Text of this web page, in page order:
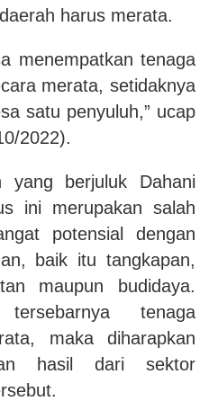
harus merata.
menempatkan tenaga
merata, setidaknya
satu penyuluh,” ucap
2022).
yang berjuluk Dahani
ini merupakan salah
potensial dengan
baik itu tangkapan,
maupun budidaya.
tenaga
maka diharapkan
hasil dari sektor